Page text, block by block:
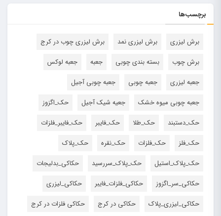
برچسب‌ها
برش لیزری برش لیزری نمد
برش لیزری چوب در کرج
برش چوب
بسته بندی چوبی جعبه
جعبه لوکس
جعبه لیزری
جعبه چوبی
جعبه چوبی آجیل
جعبه چوبی میوه خشک
جعیه شیک آجیل
حک_اگزوز
حک_دستبند
حک_طلا حک_فایبر
حک_فایبر_فلزات
حک_فلز
حک_فلزات حک_نقره
حک_پلاک
حک_پلاک_استیل
حک_پلاک_سررسید
حکاکی_بدلیجات
حکاکی_سر_اگزوز
حکاکی_فلزات_فایبر
حکاکی_لیزری
حکاکی_لیزری_پلاک
حکاکی در کرج
حکاکی فلزات در کرج